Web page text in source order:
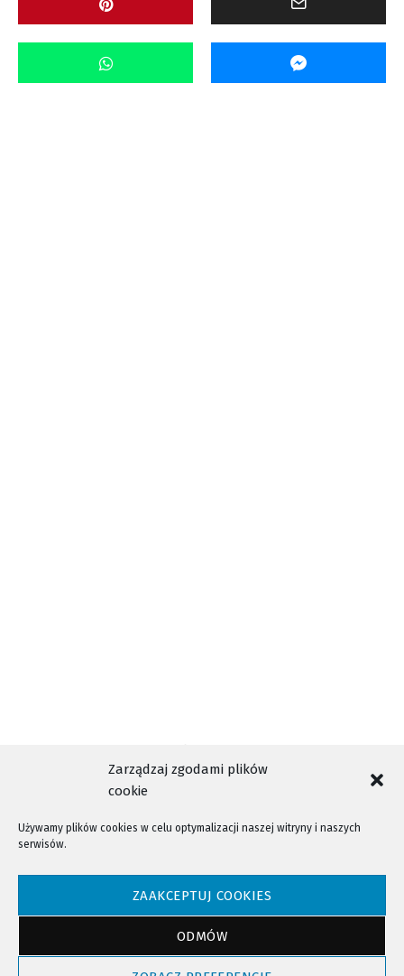
Zarządzaj zgodami plików
cookie
Używamy plików cookies w celu optymalizacji naszej witryny i naszych
serwisów.
ZAAKCEPTUJ COOKIES
ODMÓW
NTV - Nasza Telewizja Sądecka © 2023 Wszystkie prawa zastrzeżone!
Powrót do góry